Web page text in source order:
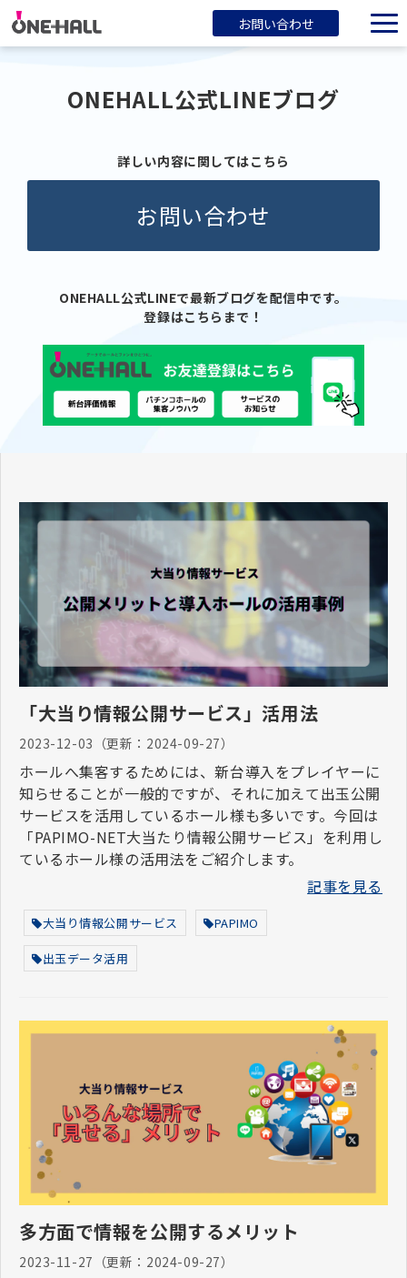
お問い合わせ
サービス一覧
会社概要
ONEHALL公式LINEブログ
詳しい内容に関してはこちら
お問い合わせ
ONEHALL公式LINEで最新ブログを配信中です。
登録はこちらまで！
「大当り情報公開サービス」活用法
2023-12-03 （更新： 2024-09-27）
ホールへ集客するためには、新台導入をプレイヤーに
知らせることが一般的ですが、それに加えて出玉公開
サービスを活用しているホール様も多いです。今回は
「PAPIMO-NET大当たり情報公開サービス」を利用し
ているホール様の活用法をご紹介します。
記事を見る
大当り情報公開サービス PAPIMO
出玉データ活用
多方面で情報を公開するメリット
2023-11-27 （更新： 2024-09-27）